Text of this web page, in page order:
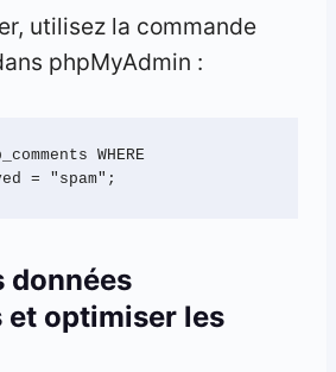
utilisez la commande
phpMyAdmin :
WHERE
= "spam";
données
optimiser les